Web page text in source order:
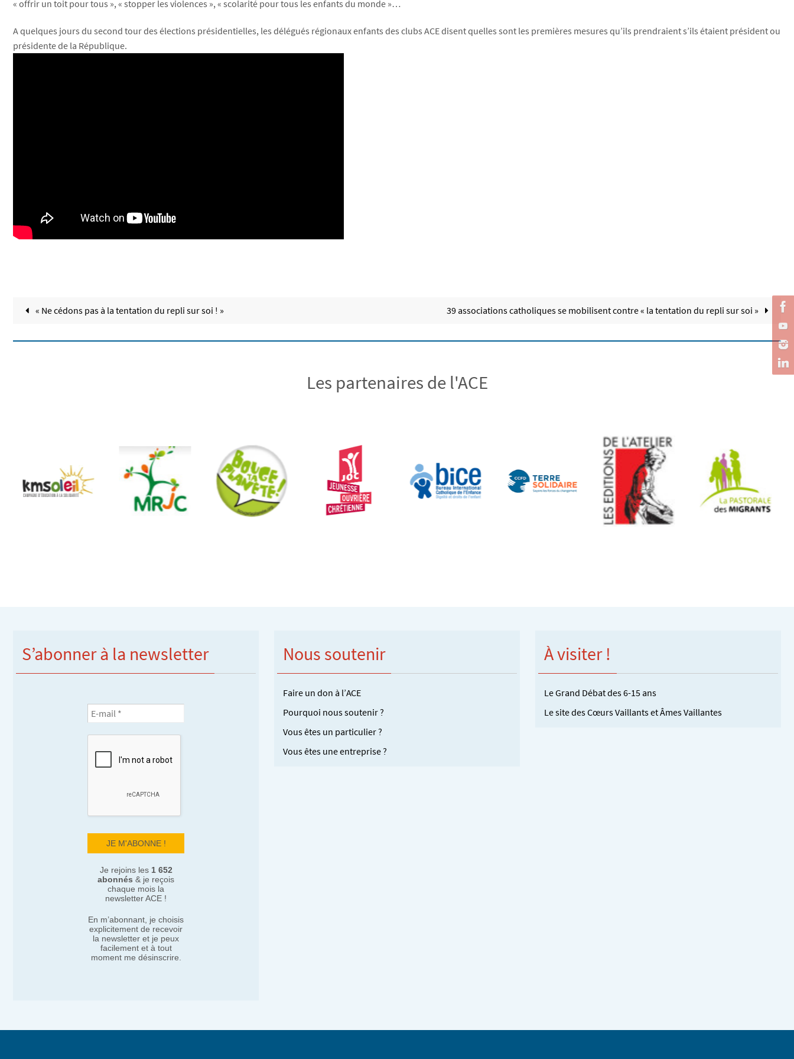
« offrir un toit pour tous », « stopper les violences », « scolarité pour tous les enfants du monde »…
A quelques jours du second tour des élections présidentielles, les délégués régionaux enfants des clubs ACE disent quelles sont les premières mesures qu’ils prendraient s’ils étaient président ou
présidente de la République.
« Ne cédons pas à la tentation du repli sur soi ! » 39 associations catholiques se mobilisent contre « la tentation du repli sur soi »
Les partenaires de l'ACE
S’abonner à la newsletter
Je rejoins les 1 652
abonnés & je reçois
chaque mois la
newsletter ACE !
En m’abonnant, je choisis
explicitement de recevoir
la newsletter et je peux
facilement et à tout
moment me désinscrire.
Nous soutenir
Faire un don à l’ACE
Pourquoi nous soutenir ?
Vous êtes un particulier ?
Vous êtes une entreprise ?
À visiter !
Le Grand Débat des 6-15 ans
Le site des Cœurs Vaillants et Âmes Vaillantes